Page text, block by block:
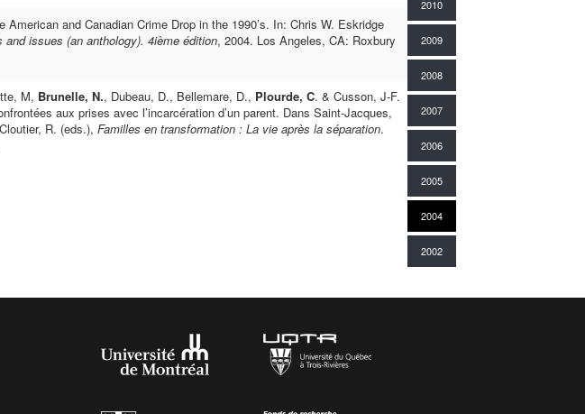
American and Canadian Crime Drop in the 1990’s. In: Chris W. Eskridge
issues (an anthology). 4ième édition, 2004. Los Angeles, CA: Roxbury
M, Brunelle, N., Dubeau, D., Bellemare, D., Plourde, C. & Cusson, J-F.
aux prises avec l’incarcération d’un parent. Dans Saint-Jacques,
R. (eds.), Familles en transformation : La vie après la séparation.
2010
2009
2008
2007
2006
2005
2004
2002